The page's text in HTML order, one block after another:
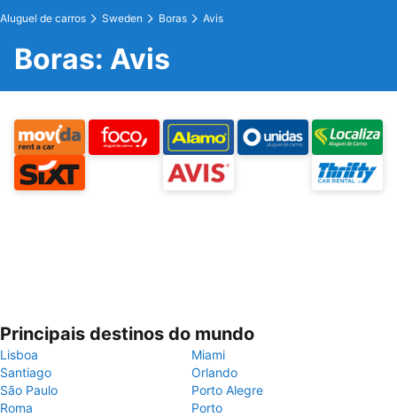
Aluguel de carros Sweden Boras Avis
Boras: Avis
Principais destinos do mundo
Lisboa
Miami
Santiago
Orlando
São Paulo
Porto Alegre
Roma
Porto